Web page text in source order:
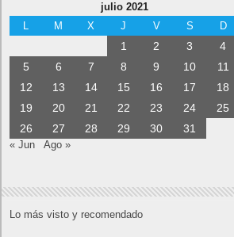
julio 2021
L
M X J V S D
1 2 3
4
5
6 7 8 9 10
11
12
13 14 15 16 17
18
19
20 21 22 23 24
25
26
27 28 29 30 31
« Jun Ago »
Lo más visto y recomendado